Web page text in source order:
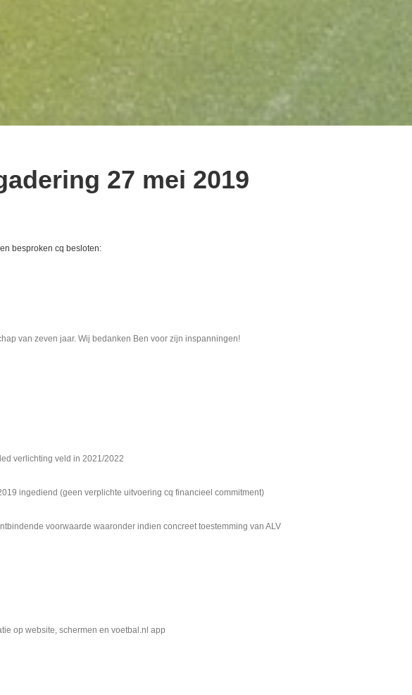
27 mei 2019
besproken cq besloten:
van zeven jaar. Wij bedanken Ben voor zijn inspanningen!
verlichting veld in 2021/2022
ingediend (geen verplichte uitvoering cq financieel commitment)
voorwaarde waaronder indien concreet toestemming van ALV
op website, schermen en voetbal.nl app